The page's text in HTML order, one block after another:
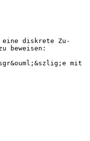
diskrete Zu-
beweisen:
mit